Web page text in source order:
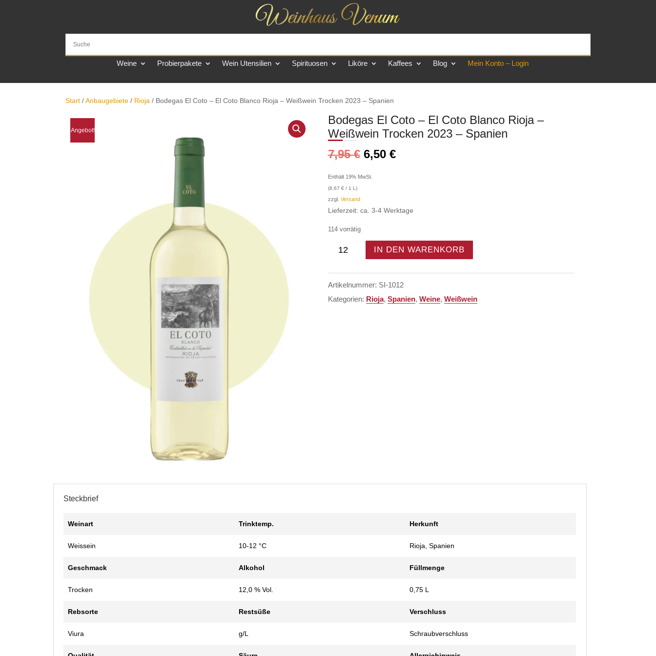
Weine Probierpakete Wein Utensilien Spirituosen Liköre Kaffees Blog Mein Konto – Login
Start /Anbaugebiete / Rioja / Bodegas El Coto – El Coto Blanco Rioja – Weißwein Trocken 2023 – Spanien
Angebot!
Bodegas El Coto – El Coto Blanco Rioja –
Weißwein Trocken 2023 – Spanien
7,95€ 6,50 €
Enthält 19% MwSt.
(8,67 €/ 1 L)
zzgl. Versand
Lieferzeit: ca. 3-4 Werktage
114 vorrätig
-
El
Coto
IN DEN WARENKORB
Artikelnummer: SI-1012
Kategorien: Rioja, Spanien, Weine, Weißwein
Steckbrief
Weinart Trinktemp. Herkunft
Weissein 10-12 °C Rioja, Spanien
Geschmack Alkohol Füllmenge
Trocken 12,0 % Vol. 0,75 L
Rebsorte Restsüße Verschluss
Viura g/L Schraubverschluss